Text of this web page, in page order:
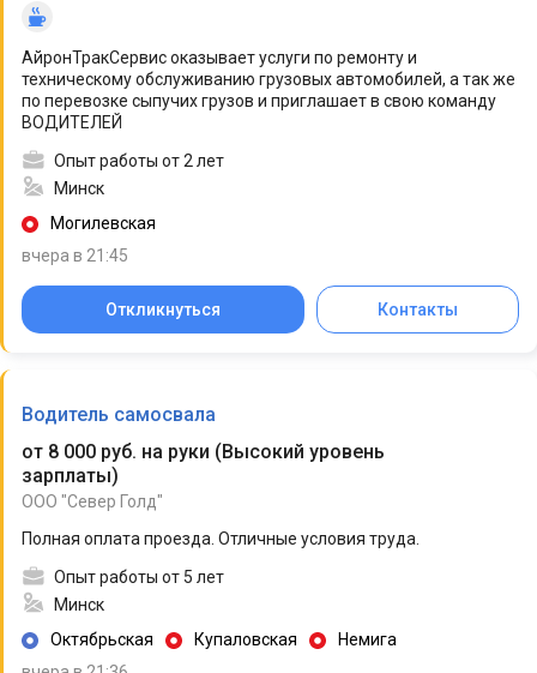
АйронТракСервис оказывает услуги по ремонту и
техническому обслуживанию грузовых автомобилей, а так же
по перевозке сыпучих грузов и приглашает в свою команду
ВОДИТЕЛЕЙ
Опыт работы от 2 лет
Минск
Могилевская
вчера в 21:45
Откликнуться Контакты
Водитель самосвала
от 8 000 руб. на руки (Высокий уровень
зарплаты)
ООО "Север Голд"
Полная оплата проезда. Отличные условия труда.
Опыт работы от 5 лет
Минск
Октябрьская
Купаловская
Немига